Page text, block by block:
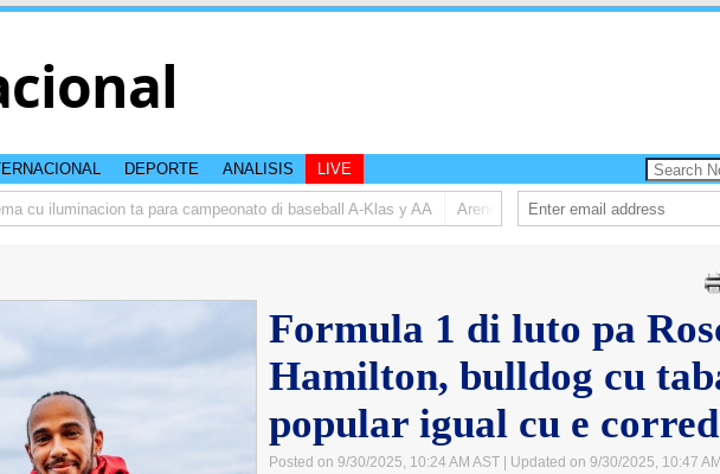
DEPORTE ANALISIS LIVE
iluminacion ta para campeonato di baseball A-Klas y AA Arends-Reyes (AVP): Renobacion di
Formula 1 di luto pa
Hamilton, bulldog cu
popular igual cu e
Posted on 9/30/2025, 10:24 AM AST | Updated on 9/30/2025, 10:47